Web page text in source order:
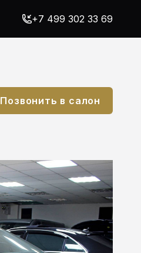
+7 499 302 33 69
Позвонить в салон